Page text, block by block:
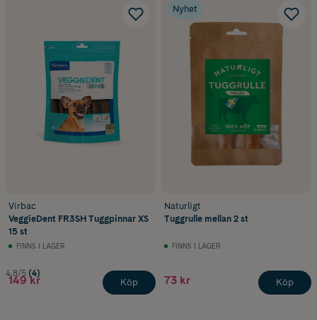
Virbac
VeggieDent FR3SH Tuggpinnar XS
15 st
FINNS I LAGER
4.8/5 (4)
149 kr Köp
Nyhet
Naturligt
Tuggrulle mellan 2 st
FINNS I LAGER
73 kr Köp